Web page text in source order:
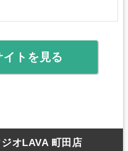
イトを見る
オLAVA 町田店